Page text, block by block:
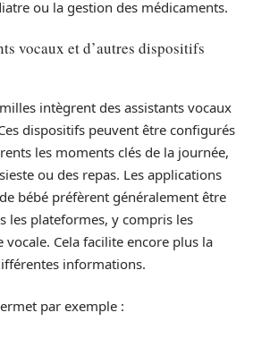
ou la gestion des médicaments.
vocaux et d’autres dispositifs
intègrent des assistants vocaux
dispositifs peuvent être configurés
les moments clés de la journée,
ou des repas. Les applications
bébé préfèrent généralement être
les plateformes, y compris les
vocale. Cela facilite encore plus la
informations.
par exemple :